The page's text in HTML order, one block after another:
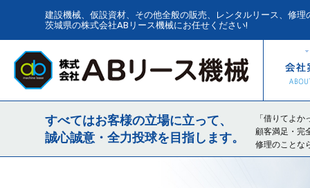
建設機械、仮設資材、その他全般の販売、レンタルリース、修理
茨城県の株式会社ABリース機械にお任せください!
すべてはお客様の立場に立って、
誠心誠意・全力投球を目指します。
「借りてよ
顧客満足・完
修理のことな